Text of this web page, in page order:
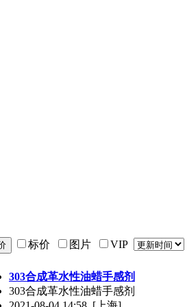
标价 图片 VIP
303合成革水性油蜡手感剂
303合成革水性油蜡手感剂